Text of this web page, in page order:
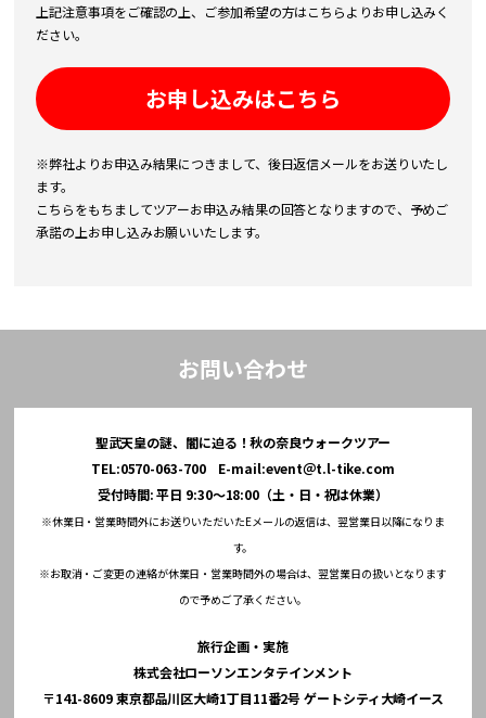
上記注意事項をご確認の上、ご参加希望の方はこちらよりお申し込みく
ださい。
お申し込みはこちら
※弊社よりお申込み結果につきまして、後日返信メールをお送りいたし
ます。
こちらをもちましてツアーお申込み結果の回答となりますので、予めご
承諾の上お申し込みお願いいたします。
お問い合わせ
聖武天皇の謎、闇に迫る！秋の奈良ウォークツアー
TEL:0570-063-700 E-mail:event＠t.l-tike.com
受付時間: 平日 9:30～18:00（土・日・祝は休業）
※休業日・営業時間外にお送りいただいたEメールの返信は、翌営業日以降になりま
す。
※お取消・ご変更の連絡が休業日・営業時間外の場合は、翌営業日の扱いとなります
ので予めご了承ください。
旅行企画・実施
株式会社ローソンエンタテインメント
〒141-8609 東京都品川区大崎1丁目11番2号 ゲートシティ大崎イース